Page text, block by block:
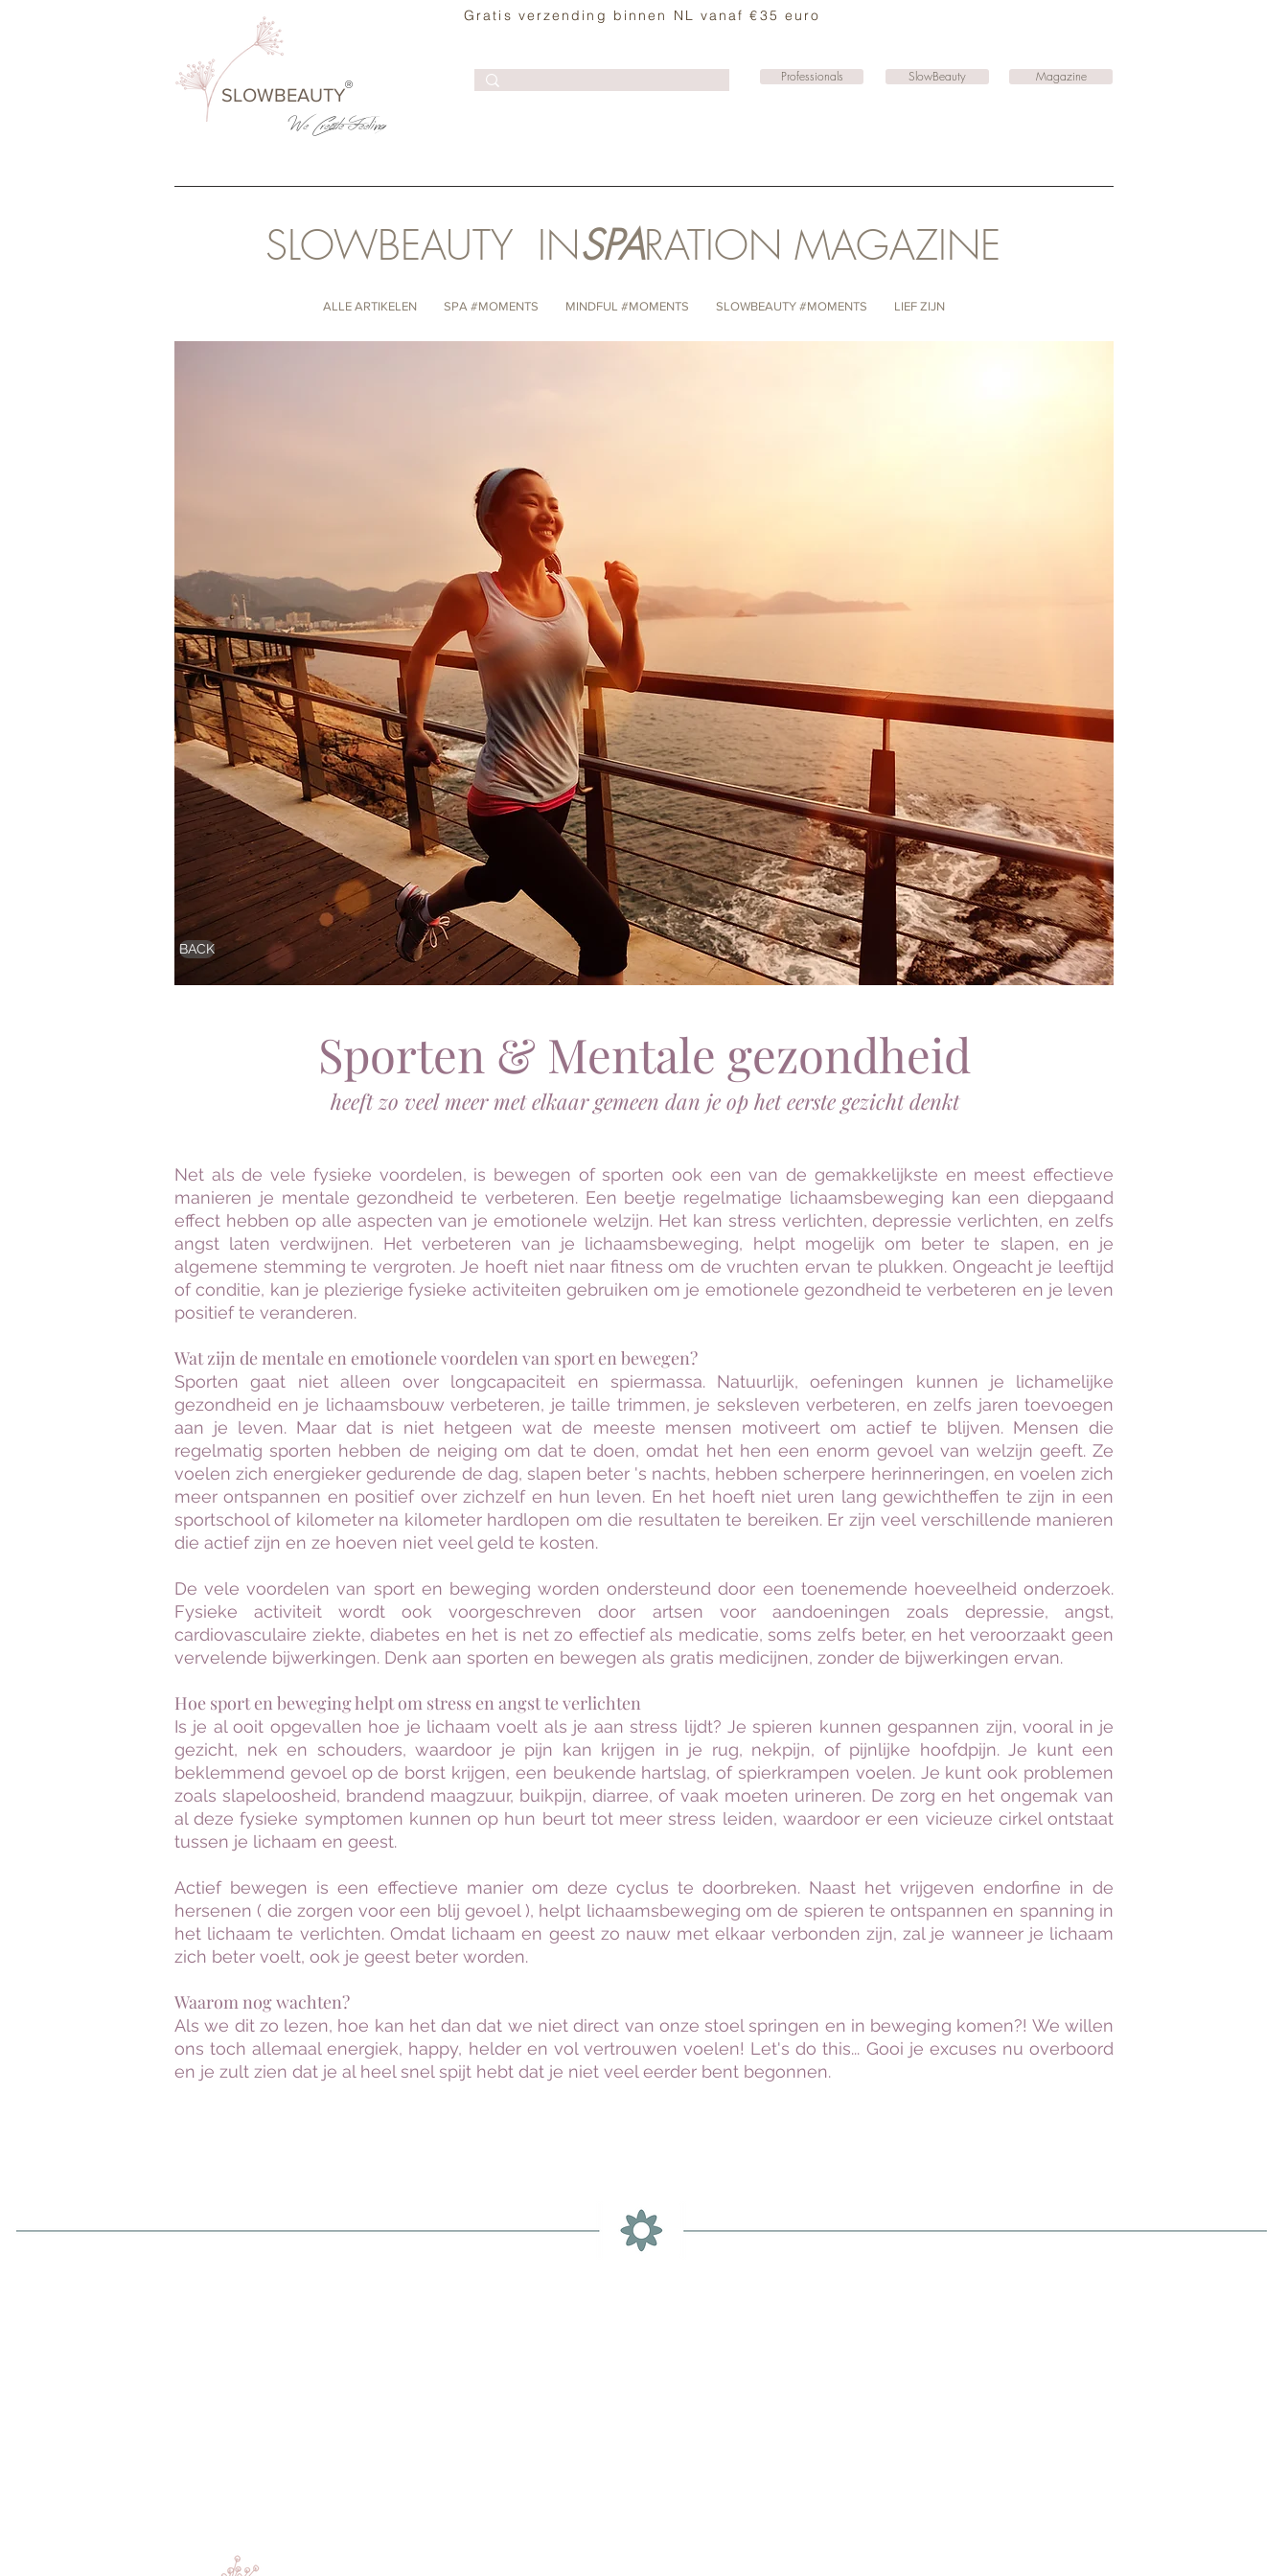
SLOWBEAUTY
We CreateFeeling
®
Gratis verzending binnen NL vanaf €35 euro
Professionals SlowBeauty Magazine
SLOWBEAUTY INSPARATION MAGAZINE
ALLE ARTIKELEN SPA #MOMENTS MINDFUL #MOMENTS SLOWBEAUTY #MOMENTS LIEF ZIJN
BACK
Sporten & Mentale gezondheid
heeft zo veel meer met elkaar gemeen dan je op het eerste gezicht denkt
Net als de vele fysieke voordelen, is bewegen of sporten ook een van de gemakkelijkste en meest effectieve
manieren je mentale gezondheid te verbeteren. Een beetje regelmatige lichaamsbeweging kan een diepgaand
effect hebben op alle aspecten van je emotionele welzijn. Het kan stress verlichten, depressie verlichten, en zelfs
angst laten verdwijnen. Het verbeteren van je lichaamsbeweging, helpt mogelijk om beter te slapen, en je
algemene stemming te vergroten. Je hoeft niet naar fitness om de vruchten ervan te plukken. Ongeacht je leeftijd
of conditie, kan je plezierige fysieke activiteiten gebruiken om je emotionele gezondheid te verbeteren en je leven
positief te veranderen.
Wat zijn de mentale en emotionele voordelen van sport en bewegen?
Sporten gaat niet alleen over longcapaciteit en spiermassa. Natuurlijk, oefeningen kunnen je lichamelijke
gezondheid en je lichaamsbouw verbeteren, je taille trimmen, je seksleven verbeteren, en zelfs jaren toevoegen
aan je leven. Maar dat is niet hetgeen wat de meeste mensen motiveert om actief te blijven. Mensen die
regelmatig sporten hebben de neiging om dat te doen, omdat het hen een enorm gevoel van welzijn geeft. Ze
voelen zich energieker gedurende de dag, slapen beter 's nachts, hebben scherpere herinneringen, en voelen zich
meer ontspannen en positief over zichzelf en hun leven. En het hoeft niet uren lang gewichtheffen te zijn in een
sportschool of kilometer na kilometer hardlopen om die resultaten te bereiken. Er zijn veel verschillende manieren
die actief zijn en ze hoeven niet veel geld te kosten.
De vele voordelen van sport en beweging worden ondersteund door een toenemende hoeveelheid onderzoek.
Fysieke activiteit wordt ook voorgeschreven door artsen voor aandoeningen zoals depressie, angst,
cardiovasculaire ziekte, diabetes en het is net zo effectief als medicatie, soms zelfs beter, en het veroorzaakt geen
vervelende bijwerkingen. Denk aan sporten en bewegen als gratis medicijnen, zonder de bijwerkingen ervan.
Hoe sport en beweging helpt om stress en angst te verlichten
Is je al ooit opgevallen hoe je lichaam voelt als je aan stress lijdt? Je spieren kunnen gespannen zijn, vooral in je
gezicht, nek en schouders, waardoor je pijn kan krijgen in je rug, nekpijn, of pijnlijke hoofdpijn. Je kunt een
beklemmend gevoel op de borst krijgen, een beukende hartslag, of spierkrampen voelen. Je kunt ook problemen
zoals slapeloosheid, brandend maagzuur, buikpijn, diarree, of vaak moeten urineren. De zorg en het ongemak van
al deze fysieke symptomen kunnen op hun beurt tot meer stress leiden, waardoor er een vicieuze cirkel ontstaat
tussen je lichaam en geest.
Actief bewegen is een effectieve manier om deze cyclus te doorbreken. Naast het vrijgeven endorfine in de
hersenen ( die zorgen voor een blij gevoel ), helpt lichaamsbeweging om de spieren te ontspannen en spanning in
het lichaam te verlichten. Omdat lichaam en geest zo nauw met elkaar verbonden zijn, zal je wanneer je lichaam
zich beter voelt, ook je geest beter worden.
Waarom nog wachten?
Als we dit zo lezen, hoe kan het dan dat we niet direct van onze stoel springen en in beweging komen?! We willen
ons toch allemaal energiek, happy, helder en vol vertrouwen voelen! Let's do this... Gooi je excuses nu overboord
en je zult zien dat je al heel snel spijt hebt dat je niet veel eerder bent begonnen.